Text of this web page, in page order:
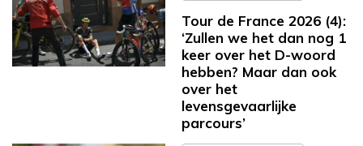
Tour de France 2026 (4):
‘Zullen we het dan nog 1
keer over het D-woord
hebben? Maar dan ook
over het
levensgevaarlijke
parcours’